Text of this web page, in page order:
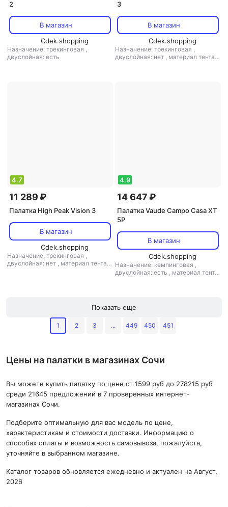
2
В магазин
Cdek.shopping
Назначение: трекинговая ,
двуслойная: есть
3
В магазин
Cdek.shopping
Назначение: трекинговая ,
двуслойная: нет , материал тента:
4.7
11 289 ₽
Палатка High Peak Vision 3
В магазин
Cdek.shopping
Назначение: трекинговая ,
двуслойная: нет , материал тента:
4.9
14 647 ₽
Палатка Vaude Campo Casa XT
5P
В магазин
Cdek.shopping
Назначение: кемпинговая ,
двуслойная: есть , материал тента:
Показать еще
1 2 3 ... 449 450 451
Цены на палатки в магазинах Сочи
Вы можете купить палатку по цене от 1599 руб до 278215 руб
среди 21645 предложений в 7 проверенных интернет-
магазинах Сочи.
Подберите оптимальную для вас модель по цене,
характеристикам и стоимости доставки. Информацию о
способах оплаты и возможность самовывоза, пожалуйста,
уточняйте в выбранном магазине.
Каталог товаров обновляется ежедневно и актуален на Август,
2026